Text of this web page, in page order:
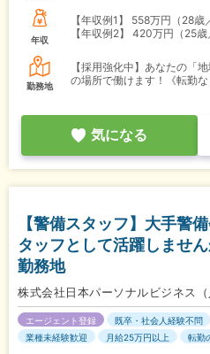
年収
【年収例1】
558万円（28歳
【年収例2】
420万円（25歳
勤務地
【採用強化中】あなたの「
の場所で働けます！《転勤な
気になる
【警備スタッフ】大手警
タッフとして活躍しませ
勤務地
株式会社日本パーソナルビジネス（
エージェント登録 既卒・社会人経験不問
業種未経験歓迎
月給25万円以上 転勤